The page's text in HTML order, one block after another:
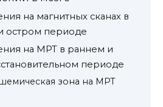
на магнитных сканах в
остром периоде
на МРТ в раннем и
периоде
зона на МРТ